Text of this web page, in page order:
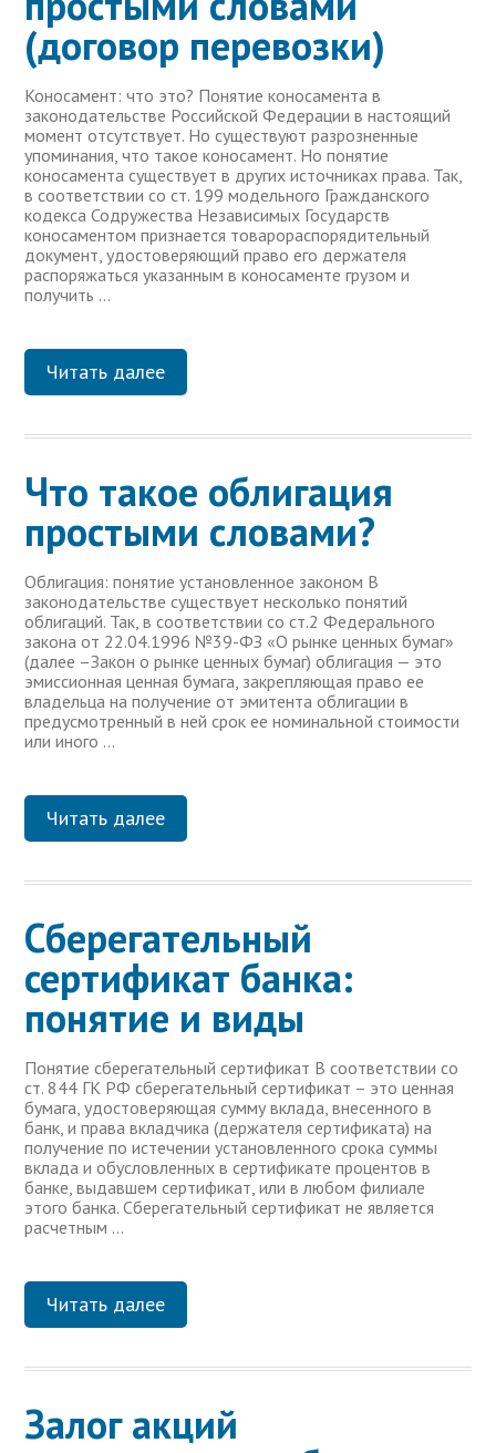
(договор перевозки)
Коносамент: что это? Понятие коносамента в
законодательстве Российской Федерации в настоящий
момент отсутствует. Но существуют разрозненные
упоминания, что такое коносамент. Но понятие
коносамента существует в других источниках права. Так,
в соответствии со ст. 199 модельного Гражданского
кодекса Содружества Независимых Государств
коносаментом признается товарораспорядительный
документ, удостоверяющий право его держателя
распоряжаться указанным в коносаменте грузом и
получить …
Читать далее
Что такое облигация
простыми словами?
Облигация: понятие установленное законом В
законодательстве существует несколько понятий
облигаций. Так, в соответствии со ст.2 Федерального
закона от 22.04.1996 №39-ФЗ «О рынке ценных бумаг»
(далее –Закон о рынке ценных бумаг) облигация — это
эмиссионная ценная бумага, закрепляющая право ее
владельца на получение от эмитента облигации в
предусмотренный в ней срок ее номинальной стоимости
или иного …
Читать далее
Сберегательный
сертификат банка:
понятие и виды
Понятие сберегательный сертификат В соответствии со
ст. 844 ГК РФ сберегательный сертификат – это ценная
бумага, удостоверяющая сумму вклада, внесенного в
банк, и права вкладчика (держателя сертификата) на
получение по истечении установленного срока суммы
вклада и обусловленных в сертификате процентов в
банке, выдавшем сертификат, или в любом филиале
этого банка. Сберегательный сертификат не является
расчетным …
Читать далее
Залог акций